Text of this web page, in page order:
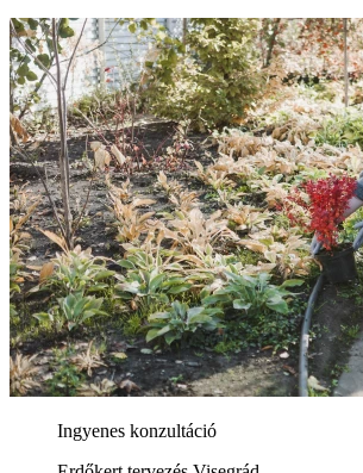
Ingyenes konzultáció